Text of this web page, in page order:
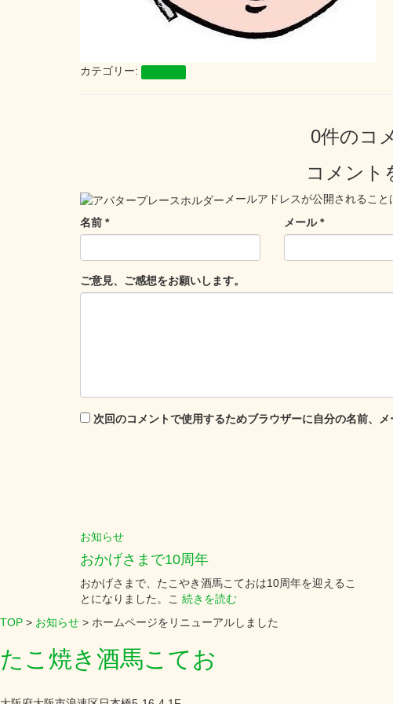
カテゴリー:
0件のコ
コメント
メールアドレスが公開されること
名前 * メール*
ご意見、ご感想をお願いします。
次回のコメントで使用するためブラウザーに自分の名前、メ
お知らせ
おかげさまで10周年
おかげさまで、たこやき酒馬こておは10周年を迎えるこ
とになりました。こ 続きを読む
TOP > お知らせ > ホームページをリニューアルしました
たこ焼き酒馬こてお